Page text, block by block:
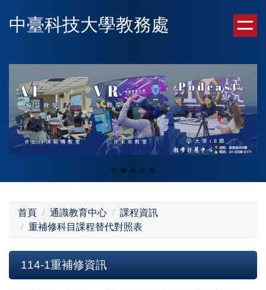
到
內
中臺科技大學教務處
首頁 通識教育中心
課程資訊
重補修科目課程替代對照表
114-1重補修資訊